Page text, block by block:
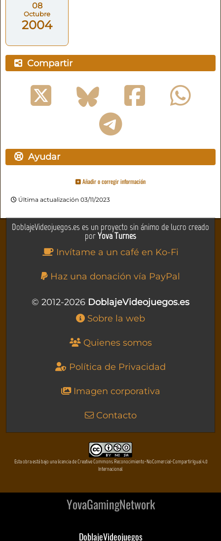
08
Octubre
2004
Compartir
Ayudar
Añadir o corregir información
Última actualización 03/11/2023
DoblajeVideojuegos.es es un proyecto sin ánimo de lucro creado
porYova Turnes
Invítame a un café en Ko-Fi
Haz una donación vía PayPal
© 2012-2026 DoblajeVideojuegos.es
Sobre la web
Quienes somos
Política de Privacidad
Imagen corporativa
Contacto
Esta obra está bajo una licencia de Creative Commons Reconocimiento-NoComercial-CompartirIgual 4.0
Internacional
YovaGamingNetwork
DoblajeVideojuegos